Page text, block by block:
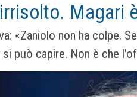
Magari
«Zaniolo non ha colpe.
può capire. Non è che